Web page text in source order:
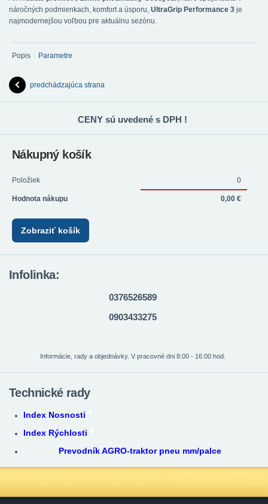
náročných podmienkach, komfort a úsporu, UltraGrip Performance 3 je
najmodernejšou voľbou pre aktuálnu sezónu.
Popis Parametre
predchádzajúca strana
CENY sú uvedené s DPH !
Nákupný košík
Položiek 0
Hodnota nákupu 0,00 €
Zobraziť košík
Infolinka:
0376526589
0903433275
Informácie, rady a objednávky. V pracovné dni 8:00 - 16:00 hod.
Technické rady
Index Nosnosti
Index Rýchlosti
Prevodník AGRO-traktor pneu mm/palce